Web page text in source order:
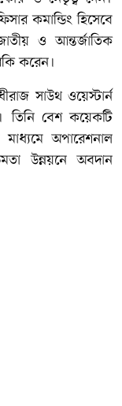
কমান্ডিং হিসেবে
ও আন্তর্জাতিক
করেন।
সাউথ ওয়েস্টার্ন
তিনি বেশ কয়েকটি
অপারেশনাল
উন্নয়নে অবদান